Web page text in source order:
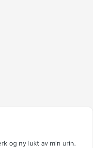
og ny lukt av min urin.